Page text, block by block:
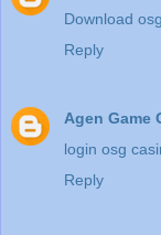
Download
Reply
Agen Game
login osg
Reply